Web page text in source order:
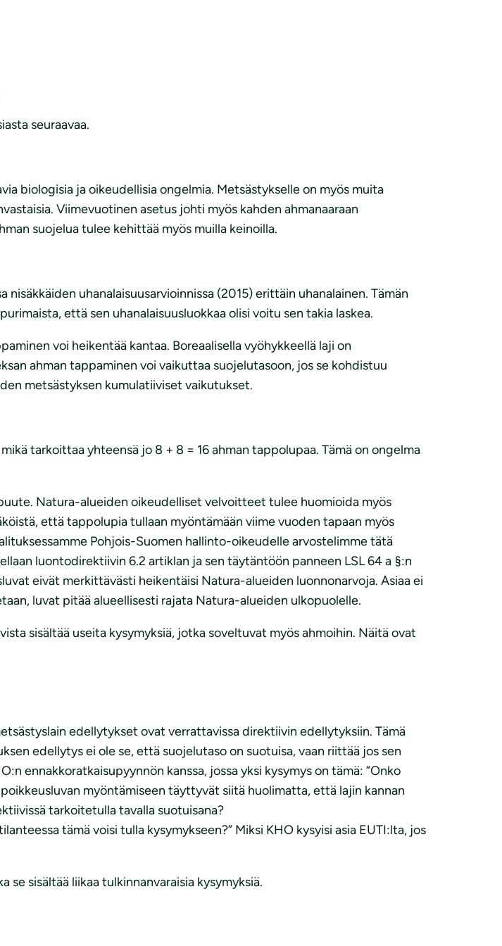
seuraavaa.
biologisia ja oikeudellisia ongelmia. Metsästykselle on myös muita
Viimevuotinen asetus johti myös kahden ahmanaaraan
suojelua tulee kehittää myös muilla keinoilla.
uhanalaisuusarvioinnissa (2015) erittäin uhanalainen. Tämän
että sen uhanalaisuusluokkaa olisi voitu sen takia laskea.
voi heikentää kantaa. Boreaalisella vyöhykkeellä laji on
ahman tappaminen voi vaikuttaa suojelutasoon, jos se kohdistuu
metsästyksen kumulatiiviset vaikutukset.
tarkoittaa yhteensä jo 8 + 8 = 16 ahman tappolupaa. Tämä on ongelma
Natura-alueiden oikeudelliset velvoitteet tulee huomioida myös
että tappolupia tullaan myöntämään viime vuoden tapaan myös
Pohjois-Suomen hallinto-oikeudelle arvostelimme tätä
luontodirektiivin 6.2 artiklan ja sen täytäntöön panneen LSL 64 a §:n
eivät merkittävästi heikentäisi Natura-alueiden luonnonarvoja. Asiaa ei
luvat pitää alueellisesti rajata Natura-alueiden ulkopuolelle.
sisältää useita kysymyksiä, jotka soveltuvat myös ahmoihin. Näitä ovat
edellytykset ovat verrattavissa direktiivin edellytyksiin. Tämä
edellytys ei ole se, että suojelutaso on suotuisa, vaan riittää jos sen
ennakkoratkaisupyynnön kanssa, jossa yksi kysymys on tämä: ”Onko
myöntämiseen täyttyvät siitä huolimatta, että lajin kannan
tarkoitetulla tavalla suotuisana?
tämä voisi tulla kysymykseen?” Miksi KHO kysyisi asia EUTI:lta, jos
sisältää liikaa tulkinnanvaraisia kysymyksiä.